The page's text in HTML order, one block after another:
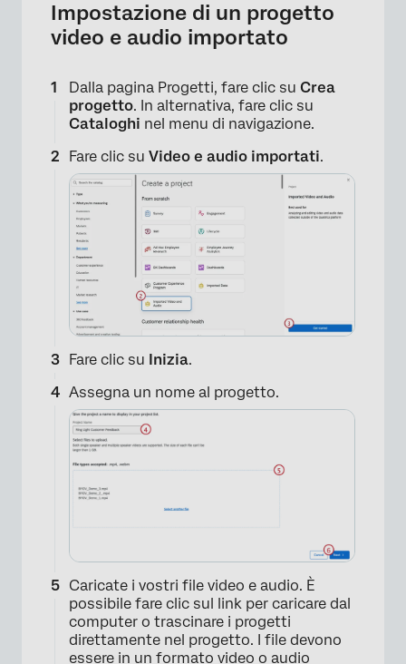
Impostazione di un progetto
video e audio importato
Dalla pagina Progetti, fare clic su Crea
progetto. In alternativa, fare clic su
Cataloghi nel menu di navigazione.
Fare clic su Video e audio importati.
Fare clic su Inizia.
Assegna un nome al progetto.
Caricate i vostri file video e audio. È
possibile fare clic sul link per caricare dal
computer o trascinare i progetti
direttamente nel progetto. I file devono
essere in un formato video o audio